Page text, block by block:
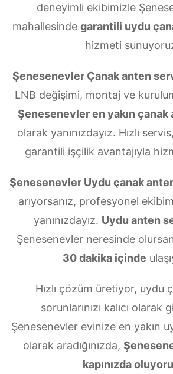
deneyimli ekibimizle
mahallesinde garantili uydu
hizmeti
Şenesenevler Çanak anten
LNB değişimi, montaj ve
Şenesenevler en yakın
olarak yanınızdayız. Hızlı
garantili işçilik avantajıyla
Şenesenevler Uydu çanak
arıyorsanız, profesyonel
yanınızdayız. Uydu anten
Şenesenevler neresinde
30 dakika içinde
Hızlı çözüm üretiyor, uydu
sorunlarınızı kalıcı olarak
Şenesenevler evinize en yakın
olarak aradığınızda,
kapınızda